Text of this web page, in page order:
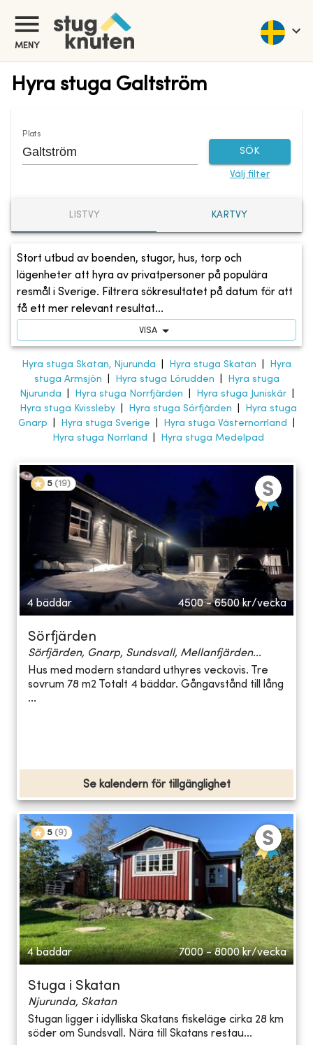
MENY
Hyra stuga Galtström
Plats
SÖK
Välj filter
LISTVY KARTVY
Stort utbud av boenden, stugor, hus, torp och
lägenheter att hyra av privatpersoner på populära
resmål i Sverige. Filtrera sökresultatet på datum för att
få ett mer relevant resultat...
VISA
Hyra stuga Skatan, Njurunda Hyra stuga Skatan
Hyra
stuga Armsjön
Hyra stuga Lörudden
Hyra stuga
Njurunda
Hyra stuga Norrfjärden Hyra stuga Juniskär|
Hyra stuga Kvissleby| Hyra stuga Sörfjärden
Hyra stuga
Gnarp
Hyra stuga Sverige Hyra stuga Västernorrland
Hyra stuga Norrland
Hyra stuga Medelpad
5 (19)
4 bäddar 4500 - 6500 kr/vecka
Sörfjärden
Sörfjärden, Gnarp, Sundsvall, Mellanfjärden...
Hus med modern standard uthyres veckovis. Tre
sovrum 78 m2 Totalt 4 bäddar. Gångavstånd till lång
...
Se kalendern för tillgänglighet
5 (9)
4 bäddar 7000 - 8000 kr/vecka
Stuga i Skatan
Njurunda, Skatan
Stugan ligger i idylliska Skatans fiskeläge cirka 28 km
söder om Sundsvall. Nära till Skatans restau...